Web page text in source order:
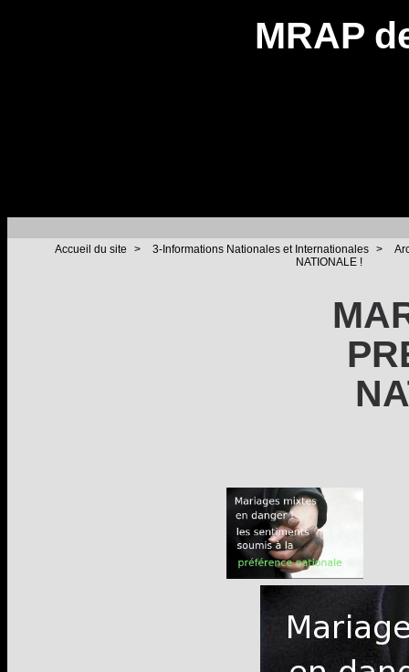
MRAP
Accueil du site > 3-Informations Nationales et Internationales >
NATIONALE !